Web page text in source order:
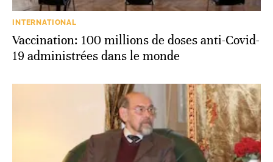
INTERNATIONAL
Vaccination: 100 millions de doses anti-Covid-
19 administrées dans le monde